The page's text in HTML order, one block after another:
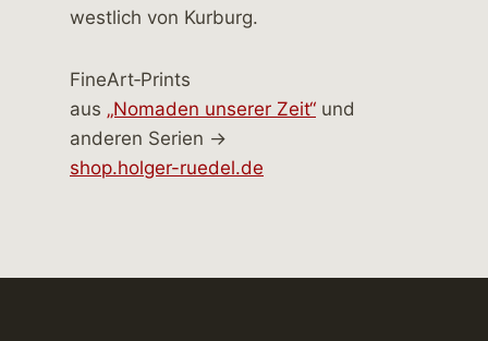
FineArt‑Prints
aus „Nomaden unserer Zeit“ und
anderen Serien →
shop.holger-ruedel.de